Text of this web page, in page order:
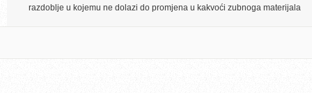
razdoblje u kojemu ne dolazi do promjena u kakvoći zubnoga materijala